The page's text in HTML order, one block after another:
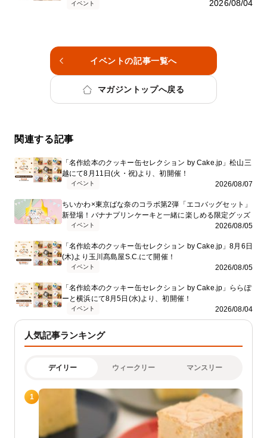
2026/08/04
イベント
イベントの記事一覧へ
マガジントップへ戻る
関連する記事
「名作絵本のクッキー缶セレクション by Cake.jp」松山三
越にて8月11日(火・祝)より、初開催！
2026/08/07
イベント
ちいかわ×東京ばな奈のコラボ第2弾「エコバッグセット」
新登場！バナナプリンケーキと一緒に楽しめる限定グッズ
2026/08/05
イベント
「名作絵本のクッキー缶セレクション by Cake.jp」8月6日
(木)より玉川髙島屋S.C.にて開催！
2026/08/05
イベント
「名作絵本のクッキー缶セレクション by Cake.jp」ららぽ
ーと横浜にて8月5日(水)より、初開催！
2026/08/04
イベント
人気記事ランキング
デイリー ウィークリー マンスリー
1